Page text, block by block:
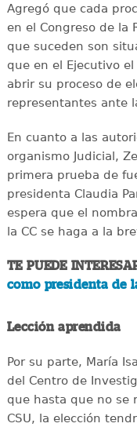
Agregó que cada
en el Congreso de la
que suceden son
que en el Ejecutivo
abrir su proceso de
representantes ante
En cuanto a las
organismo Judicial,
primera prueba de
presidenta Claudia
espera que el
la CC se haga a la
TE PUEDE
como presidenta de
Lección aprendida
Por su parte, María
del Centro de
que hasta que no se
CSU, la elección